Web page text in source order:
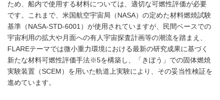
ため、船内で使用する材料については、適切な可燃性評価が必要
です。これまで、米国航空宇宙局（NASA）の定めた材料燃焼試験
基準（NASA-STD-6001）が使用されていますが、民間ベースでの
宇宙利用の拡大や月面への有人宇宙探査計画等の潮流を踏まえ、
FLAREテーマでは微小重力環境における最新の研究成果に基づく
新たな材料可燃性評価手法※5を構築し、「きぼう」での固体燃焼
実験装置（SCEM）を用いた軌道上実験により、その妥当性検証を
進めています。